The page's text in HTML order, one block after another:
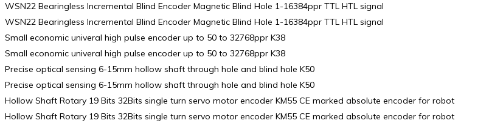
WSN22 Bearingless Incremental Blind Encoder Magnetic Blind Hole 1-16384ppr TTL HTL signal
WSN22 Bearingless Incremental Blind Encoder Magnetic Blind Hole 1-16384ppr TTL HTL signal
Small economic univeral high pulse encoder up to 50 to 32768ppr K38
Small economic univeral high pulse encoder up to 50 to 32768ppr K38
Precise optical sensing 6-15mm hollow shaft through hole and blind hole K50
Precise optical sensing 6-15mm hollow shaft through hole and blind hole K50
Hollow Shaft Rotary 19 Bits 32Bits single turn servo motor encoder KM55 CE marked absolute encoder for robot
Hollow Shaft Rotary 19 Bits 32Bits single turn servo motor encoder KM55 CE marked absolute encoder for robot